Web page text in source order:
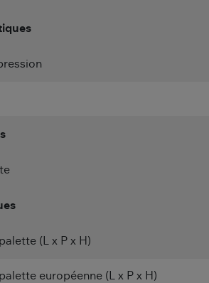
(L x P x H)
européenne (L x P x H)